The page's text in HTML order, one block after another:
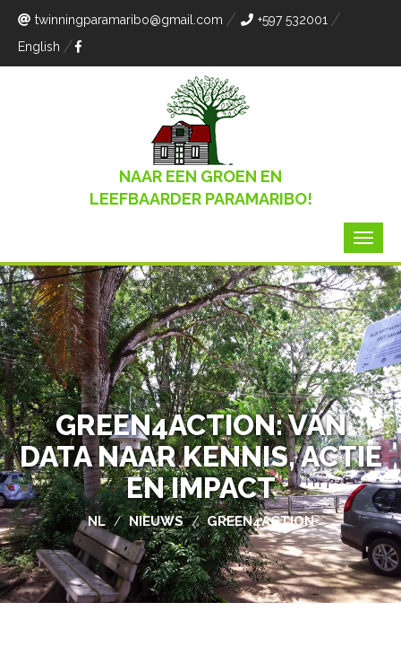
twinningparamaribo@gmail.com
+597 532001
English
NAAR EEN GROEN EN
LEEFBAARDER PARAMARIBO!
GREEN4ACTION: VAN
DATA NAAR KENNIS, ACTIE
EN IMPACT
NL / NIEUWS / GREEN4ACTION